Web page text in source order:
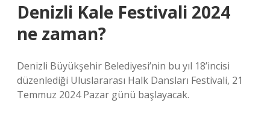
Denizli Kale Festivali 2024
ne zaman?
Denizli Büyükşehir Belediyesi’nin bu yıl 18’incisi
düzenlediği Uluslararası Halk Dansları Festivali, 21
Temmuz 2024 Pazar günü başlayacak.